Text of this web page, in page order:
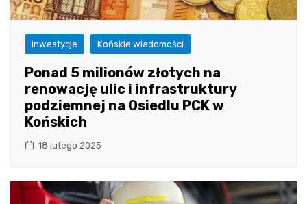
Inwestycje Końskie wiadomości
Ponad 5 milionów złotych na
renowację ulic i infrastruktury
podziemnej na Osiedlu PCK w
Końskich
18 lutego 2025